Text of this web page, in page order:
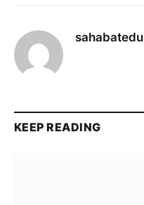
sahabatedu
KEEP READING